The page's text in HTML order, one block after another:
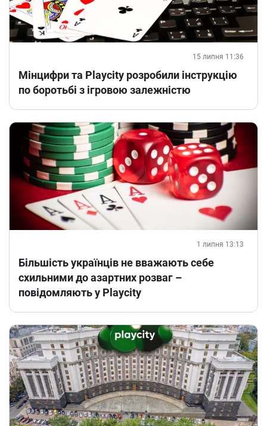
15 липня 11:36
Мінцифри та Playcity розробили інструкцію
по боротьбі з ігровою залежністю
1 липня 13:13
Більшість українців не вважають себе
схильними до азартних розваг –
повідомляють у Playcity